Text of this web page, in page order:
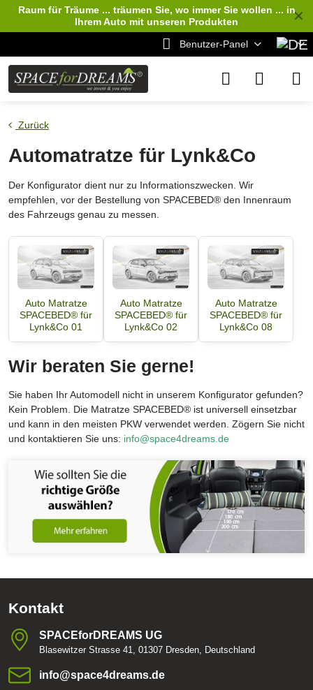
✕
Raum für Träume ... träumen Sie, wo immer Sie wollen ... in
Ihrem Auto mit unseren Produkten
Benutzer-Panel
Zurück
Automatratze für Lynk&Co
Der Konfigurator dient nur zu Informationszwecken. Wir
empfehlen, vor der Bestellung von SPACEBED® den Innenraum
des Fahrzeugs genau zu messen.
Auto Matratze
SPACEBED® für
Lynk&Co 01
Auto Matratze
SPACEBED® für
Lynk&Co 02
Auto Matratze
SPACEBED® für
Lynk&Co 08
Wir beraten Sie gerne!
Sie haben Ihr Automodell nicht in unserem Konfigurator gefunden?
Kein Problem. Die Matratze SPACEBED® ist universell einsetzbar
und kann in den meisten PKW verwendet werden. Zögern Sie nicht
und kontaktieren Sie uns: info@space4dreams.de
Kontakt
SPACEforDREAMS UG
Blasewitzer Strasse 41, 01307 Dresden, Deutschland
info​@space4dreams​.de